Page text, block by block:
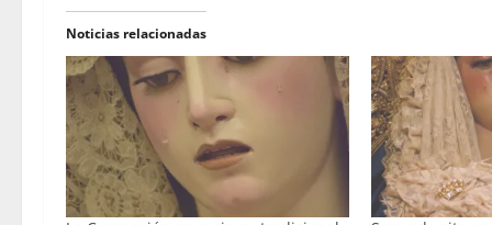
Noticias relacionadas